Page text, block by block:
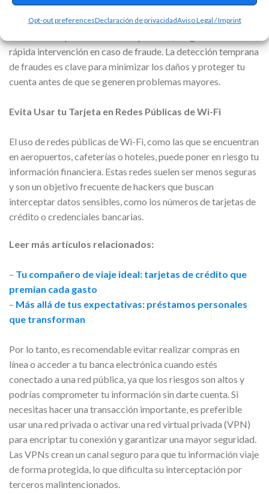
Opt-out preferencesDeclaración de privacidadAviso Legal / Imprint
Algunos bancos ofrecen alertas por correo electrónico o
SMS para cada transacción, lo que te permitirá estar aún más
rápida intervención en caso de fraude. La detección temprana
de fraudes es clave para minimizar los daños y proteger tu
cuenta antes de que se generen problemas mayores.
Evita Usar tu Tarjeta en Redes Públicas de Wi-Fi
El uso de redes públicas de Wi-Fi, como las que se encuentran
en aeropuertos, cafeterías o hoteles, puede poner en riesgo tu
información financiera. Estas redes suelen ser menos seguras
y son un objetivo frecuente de hackers que buscan
interceptar datos sensibles, como los números de tarjetas de
crédito o credenciales bancarias.
Leer más artículos relacionados:
– Tu compañero de viaje ideal: tarjetas de crédito que
premian cada gasto
– Más allá de tus expectativas: préstamos personales
que transforman
Por lo tanto, es recomendable evitar realizar compras en
línea o acceder a tu banca electrónica cuando estés
conectado a una red pública, ya que los riesgos son altos y
podrías comprometer tu información sin darte cuenta. Si
necesitas hacer una transacción importante, es preferible
usar una red privada o activar una red virtual privada (VPN)
para encriptar tu conexión y garantizar una mayor seguridad.
Las VPNs crean un canal seguro para que tu información viaje
de forma protegida, lo que dificulta su interceptación por
terceros malintencionados.